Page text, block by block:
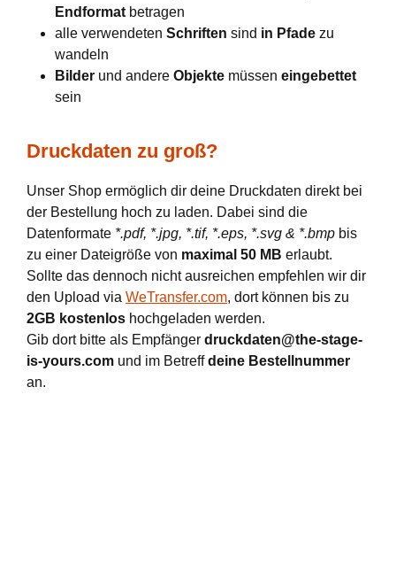
Endformat betragen
alle verwendeten Schriften sind in Pfade zu
wandeln
Bilder und andere Objekte müssen eingebettet
sein
Druckdaten zu groß?
Unser Shop ermöglich dir deine Druckdaten direkt bei
der Bestellung hoch zu laden. Dabei sind die
Datenformate *.pdf, *.jpg, *.tif, *.eps, *.svg & *.bmp bis
zu einer Dateigröße von maximal 50 MB erlaubt.
Sollte das dennoch nicht ausreichen empfehlen wir dir
den Upload via WeTransfer.com, dort können bis zu
2GB kostenlos hochgeladen werden.
Gib dort bitte als Empfänger druckdaten@the-stage-
is-yours.com und im Betreffdeine Bestellnummer
an.